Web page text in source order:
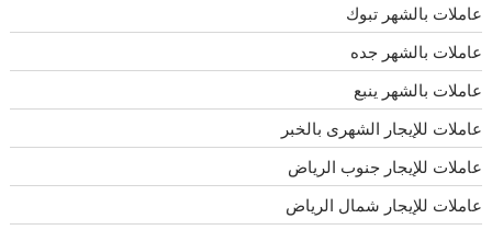
عاملات بالشهر تبوك
عاملات بالشهر جده
عاملات بالشهر ينبع
عاملات للإيجار الشهرى بالخبر
عاملات للإيجار جنوب الرياض
عاملات للإيجار شمال الرياض